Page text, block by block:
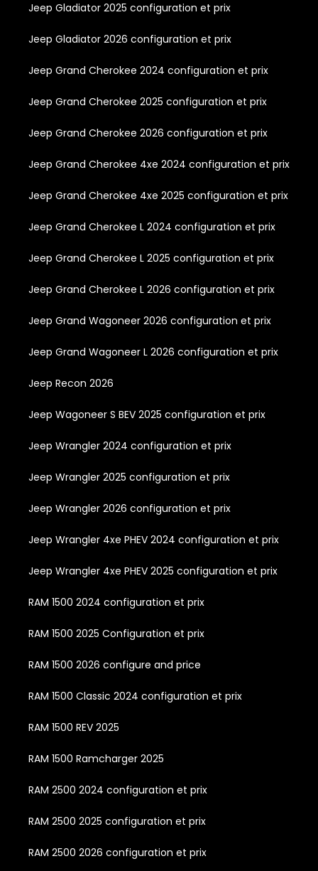
Jeep Gladiator 2025 configuration et prix
Jeep Gladiator 2026 configuration et prix
Jeep Grand Cherokee 2024 configuration et prix
Jeep Grand Cherokee 2025 configuration et prix
Jeep Grand Cherokee 2026 configuration et prix
Jeep Grand Cherokee 4xe 2024 configuration et prix
Jeep Grand Cherokee 4xe 2025 configuration et prix
Jeep Grand Cherokee L 2024 configuration et prix
Jeep Grand Cherokee L 2025 configuration et prix
Jeep Grand Cherokee L 2026 configuration et prix
Jeep Grand Wagoneer 2026 configuration et prix
Jeep Grand Wagoneer L 2026 configuration et prix
Jeep Recon 2026
Jeep Wagoneer S BEV 2025 configuration et prix
Jeep Wrangler 2024 configuration et prix
Jeep Wrangler 2025 configuration et prix
Jeep Wrangler 2026 configuration et prix
Jeep Wrangler 4xe PHEV 2024 configuration et prix
Jeep Wrangler 4xe PHEV 2025 configuration et prix
RAM 1500 2024 configuration et prix
RAM 1500 2025 Configuration et prix
RAM 1500 2026 configure and price
RAM 1500 Classic 2024 configuration et prix
RAM 1500 REV 2025
RAM 1500 Ramcharger 2025
RAM 2500 2024 configuration et prix
RAM 2500 2025 configuration et prix
RAM 2500 2026 configuration et prix